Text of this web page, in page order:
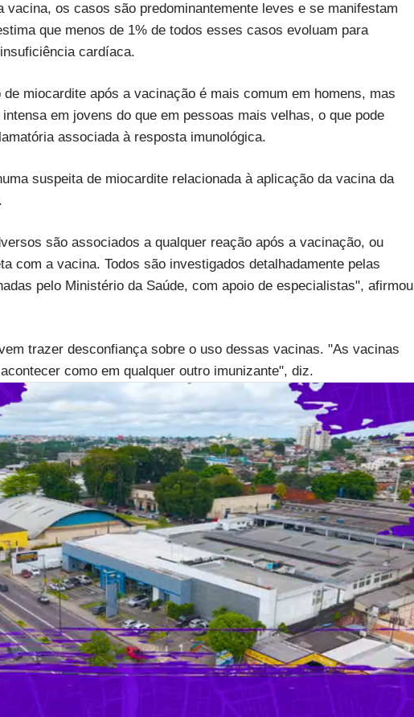
os casos são predominantemente leves e se manifestam
que menos de 1% de todos esses casos evoluam para
cardíaca.
miocardite após a vacinação é mais comum em homens, mas
em jovens do que em pessoas mais velhas, o que pode
associada à resposta imunológica.
suspeita de miocardite relacionada à aplicação da vacina da
são associados a qualquer reação após a vacinação, ou
com a vacina. Todos são investigados detalhadamente pelas
pelo Ministério da Saúde, com apoio de especialistas", afirmou
trazer desconfiança sobre o uso dessas vacinas. "As vacinas
como em qualquer outro imunizante", diz.